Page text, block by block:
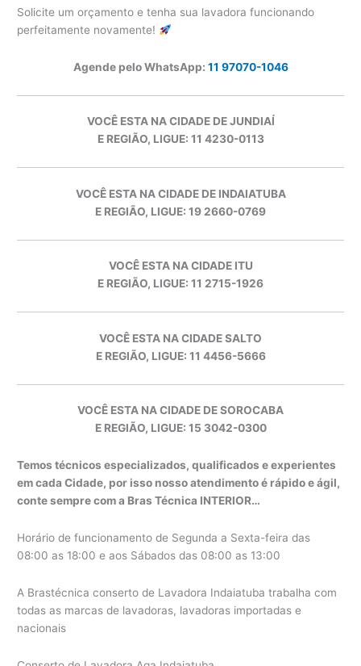
Solicite um orçamento e tenha sua lavadora funcionando
perfeitamente novamente!
Agende pelo WhatsApp: 11 97070-1046
VOCÊ ESTA NA CIDADE DE JUNDIAÍ
E REGIÃO, LIGUE: 11 4230-0113
VOCÊ ESTA NA CIDADE DE INDAIATUBA
E REGIÃO, LIGUE: 19 2660-0769
VOCÊ ESTA NA CIDADE ITU
E REGIÃO, LIGUE: 11 2715-1926
VOCÊ ESTA NA CIDADE SALTO
E REGIÃO, LIGUE: 11 4456-5666
VOCÊ ESTA NA CIDADE DE SOROCABA
E REGIÃO, LIGUE: 15 3042-0300
Temos técnicos especializados, qualificados e experientes
em cada Cidade, por isso nosso atendimento é rápido e ágil,
conte sempre com a Bras Técnica INTERIOR…
Horário de funcionamento de Segunda a Sexta-feira das
08:00 as 18:00 e aos Sábados das 08:00 as 13:00
A Brastécnica conserto de Lavadora Indaiatuba trabalha com
todas as marcas de lavadoras, lavadoras importadas e
nacionais